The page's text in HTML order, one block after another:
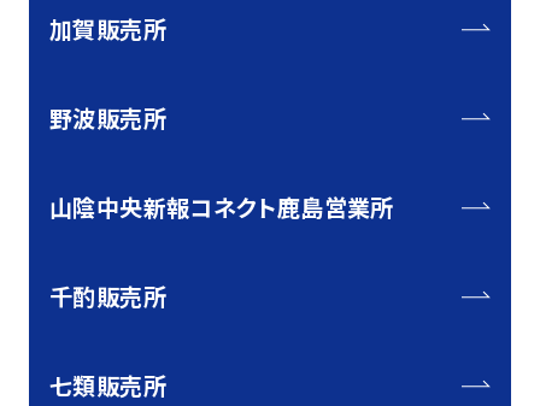
加賀販売所
野波販売所
山陰中央新報コネクト鹿島営業所
千酌販売所
七類販売所